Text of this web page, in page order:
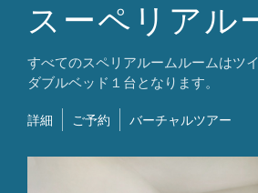
スーペリアル
すべてのスペリアルームルームはツ
ダブルベッド１台となります。
詳細 ご予約 バーチャルツアー